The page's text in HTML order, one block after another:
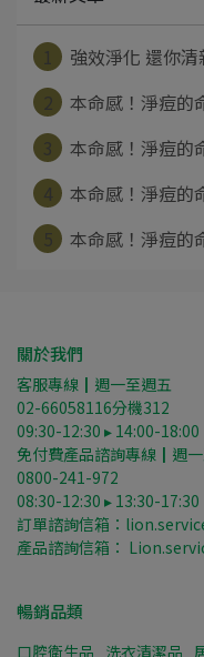
強效淨化 還你
本命感！淨痘的
本命感！淨痘的
本命感！淨痘的
本命感！淨痘的
關於我們
客服專線┃週一至週五
02-66058116分機312
09:30-12:30 ▸ 14:00-18:00
免付費產品諮詢專線┃週
0800-241-972
08:30-12:30 ▸ 13:30-17:30
訂單諮詢信箱：
產品諮詢信箱：
暢銷品類
口腔衛生品 洗衣清潔品